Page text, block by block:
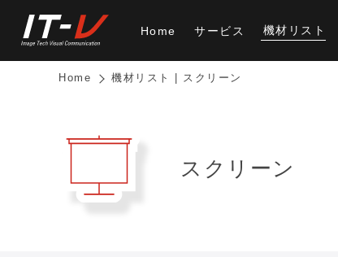
Home サービス 機材リスト
Home 機材リスト | スクリーン
スクリーン